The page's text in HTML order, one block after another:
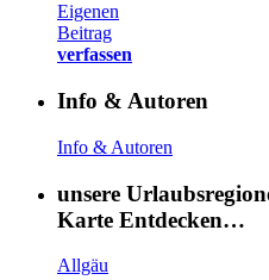
Eigenen
Beitrag
verfassen
Info & Autoren
Info & Autoren
unsere
Karte Entdecken…
Allgäu